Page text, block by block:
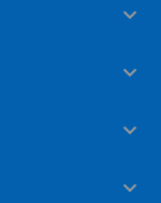



